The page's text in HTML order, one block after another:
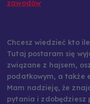
zawodów
Chcesz wiedzieć kto
Tutaj postaram się
związane z hajsem,
podatkowym, a także
Mam nadzieję, że
pytania i zdobędziesz